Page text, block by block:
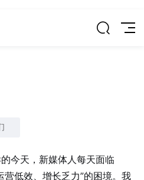
今天，新媒体人每天面临
营低效、增长乏力”的困境。我